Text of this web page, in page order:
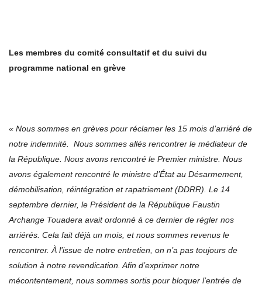
Les membres du comité consultatif et du suivi du
programme national en grève
« Nous sommes en grèves pour réclamer les 15 mois d’arriéré de
notre indemnité. Nous sommes allés rencontrer le médiateur de
la République. Nous avons rencontré le Premier ministre. Nous
avons également rencontré le ministre d’État au Désarmement,
démobilisation, réintégration et rapatriement (DDRR). Le 14
septembre dernier, le Président de la République Faustin
Archange Touadera avait ordonné à ce dernier de régler nos
arriérés. Cela fait déjà un mois, et nous sommes revenus le
rencontrer. À l’issue de notre entretien, on n’a pas toujours de
solution à notre revendication. Afin d’exprimer notre
mécontentement, nous sommes sortis pour bloquer l’entrée de